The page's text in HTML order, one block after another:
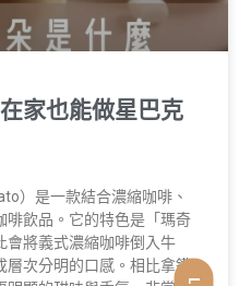
家也能做星巴克
）是一款結合濃縮咖啡、
啡飲品。它的特色是「瑪奇
會將義式濃縮咖啡倒入牛
次分明的口感。相比拿鐵